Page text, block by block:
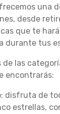
una
desde
que te
durante tus
de las
encontrarás:
disfruta de
estrellas,